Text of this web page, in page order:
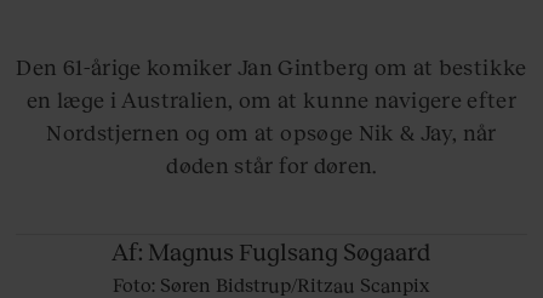
Den 61-årige komiker Jan Gintberg om at bestikke
en læge i Australien, om at kunne navigere efter
Nordstjernen og om at opsøge Nik & Jay, når
døden står for døren.
Af: Magnus Fuglsang Søgaard
Foto: Søren Bidstrup/Ritzau Scanpix